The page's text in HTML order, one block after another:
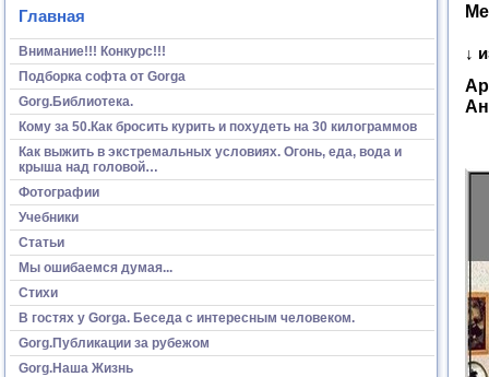
Главная
Внимание!!! Конкурс!!!
Подборка софта от Gorga
Gorg.Библиотека.
Кому за 50.Как бросить курить и похудеть на 30 килограммов
Как выжить в экстремальных условиях. Огонь, еда, вода и
крыша над головой…
Фотографии
Учебники
Статьи
Мы ошибаемся думая...
Стихи
В гостях у Gorga. Беседа с интересным человеком.
Gorg.Публикации за рубежом
Gorg.Наша Жизнь
↓